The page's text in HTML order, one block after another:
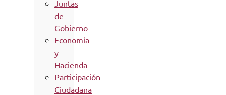
Juntas
de
Gobierno
Economía
y
Hacienda
Participación
Ciudadana